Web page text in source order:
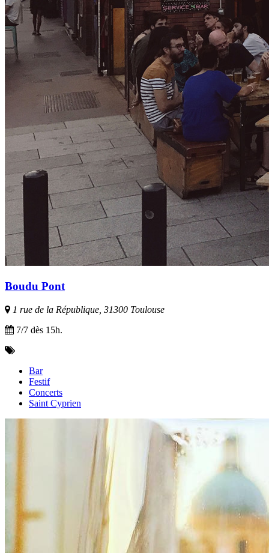
Boudu Pont
1 rue de la République, 31300 Toulouse
7/7 dès 15h.
Bar
Festif
Concerts
Saint Cyprien